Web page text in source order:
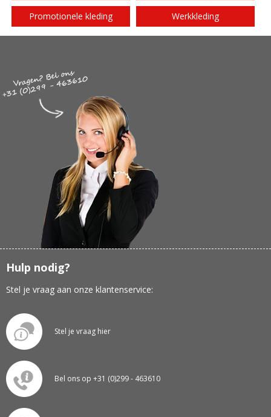
Promotionele kleding Werkkleding
Hulp nodig?
Stel je vraag aan onze klantenservice:
Stel je vraag hier
Bel ons op +31 (0)299 - 463610